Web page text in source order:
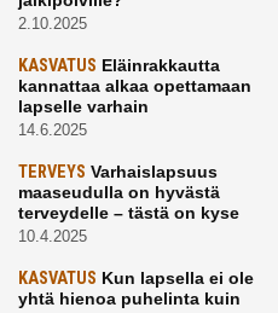
2.10.2025
KASVATUS Eläinrakkautta
kannattaa alkaa opettamaan
lapselle varhain
14.6.2025
TERVEYS Varhaislapsuus
maaseudulla on hyvästä
terveydelle – tästä on kyse
10.4.2025
KASVATUS Kun lapsella ei ole
yhtä hienoa puhelinta kuin